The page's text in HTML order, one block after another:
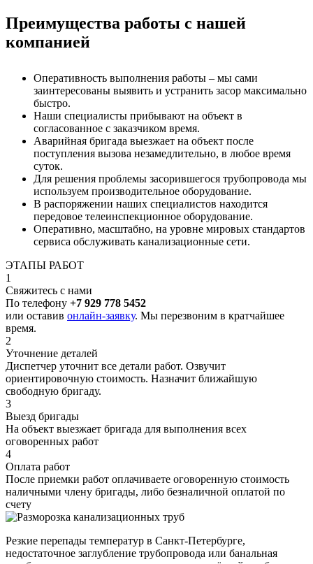
Преимущества работы с нашей
компанией
Оперативность выполнения работы – мы сами
заинтересованы выявить и устранить засор максимально
быстро.
Наши специалисты прибывают на объект в
согласованное с заказчиком время.
Аварийная бригада выезжает на объект после
поступления вызова незамедлительно, в любое время
суток.
Для решения проблемы засорившегося трубопровода мы
используем производительное оборудование.
В распоряжении наших специалистов находится
передовое телеинспекционное оборудование.
Оперативно, масштабно, на уровне мировых стандартов
сервиса обслуживать канализационные сети.
ЭТАПЫ РАБОТ
1
Свяжитесь с нами
По телефону +7 929 778 5452
или оставив онлайн-заявку. Мы перезвоним в кратчайшее
время.
2
Уточнение деталей
Диспетчер уточнит все детали работ. Озвучит
ориентировочную стоимость. Назначит ближайшую
свободную бригаду.
3
Выезд бригады
На объект выезжает бригада для выполнения всех
оговоренных работ
4
Оплата работ
После приемки работ оплачиваете оговоренную стоимость
наличными члену бригады, либо безналичной оплатой по
счету
Резкие перепады температур в Санкт-Петербурге,
недостаточное заглубление трубопровода или банальная